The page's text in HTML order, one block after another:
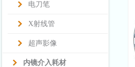
电刀笔
X射线管
超声影像
内镜介入耗材